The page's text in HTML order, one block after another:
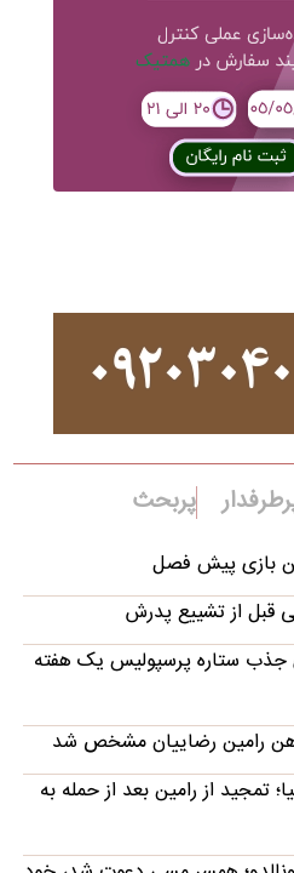
پربحث
بازی پیش فصل
قبل از تشییع پدرش
جذب ستاره پرسپولیس یک هفته
رامین رضاییان مشخص شد
تمجید از رامین بعد از حمله به